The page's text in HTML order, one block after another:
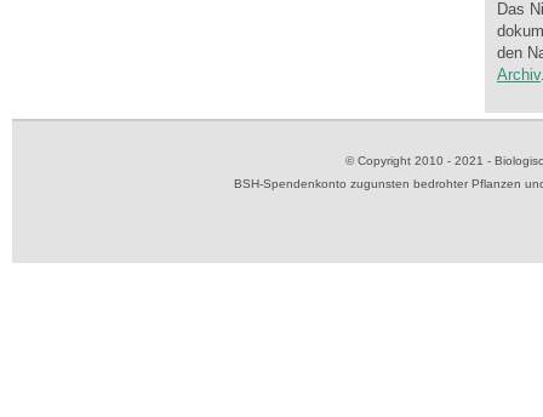
Das
den
Archiv
© Copyright 2010 - 2021 -
BSH-Spendenkonto zugunsten bedrohter Pflanzen